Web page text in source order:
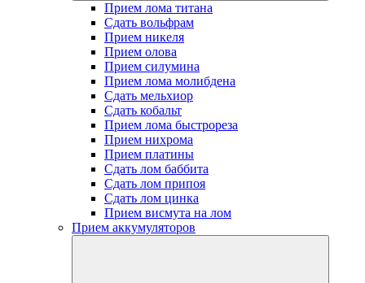
Прием лома титана
Сдать вольфрам
Прием никеля
Прием олова
Прием силумина
Прием лома молибдена
Сдать мельхиор
Сдать кобальт
Прием лома быстрореза
Прием нихрома
Прием платины
Сдать лом баббита
Сдать лом припоя
Сдать лом цинка
Прием висмута на лом
Прием аккумуляторов